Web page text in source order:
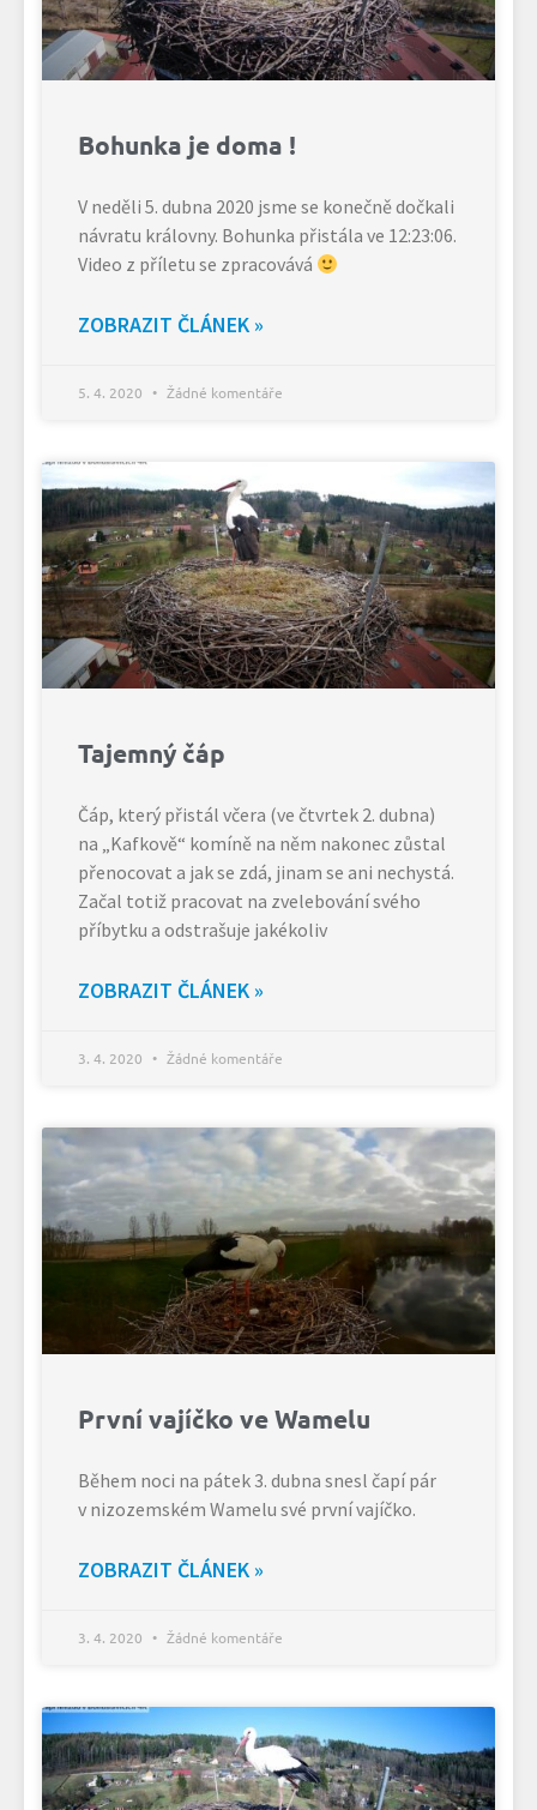
Bohunka je doma !
V neděli 5. dubna 2020 jsme se konečně dočkali
návratu královny. Bohunka přistála ve 12:23:06.
Video z příletu se zpracovává
ZOBRAZIT ČLÁNEK »
5. 4. 2020 Žádné komentáře
Tajemný čáp
Čáp, který přistál včera (ve čtvrtek 2. dubna)
na „Kafkově“ komíně na něm nakonec zůstal
přenocovat a jak se zdá, jinam se ani nechystá.
Začal totiž pracovat na zvelebování svého
příbytku a odstrašuje jakékoliv
ZOBRAZIT ČLÁNEK »
3. 4. 2020 Žádné komentáře
První vajíčko ve Wamelu
Během noci na pátek 3. dubna snesl čapí pár
v nizozemském Wamelu své první vajíčko.
ZOBRAZIT ČLÁNEK »
3. 4. 2020 Žádné komentáře